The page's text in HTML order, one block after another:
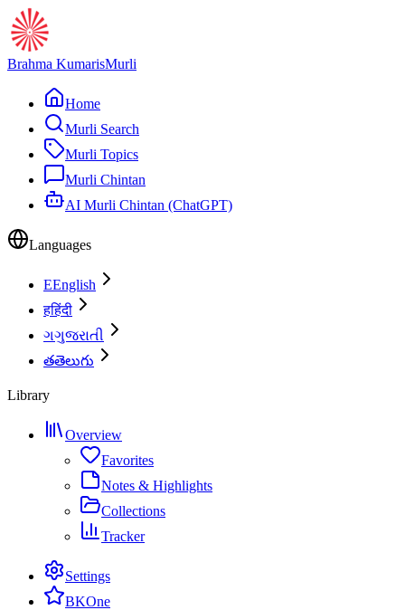
Brahma KumarisMurli
Home
Murli Search
Murli Topics
Murli Chintan
AI Murli Chintan (ChatGPT)
Languages
EEnglish
हहिंदी
ગગુજરાતી
తతెలుగు
Library
Overview
Favorites
Notes & Highlights
Collections
Tracker
Settings
BKOne